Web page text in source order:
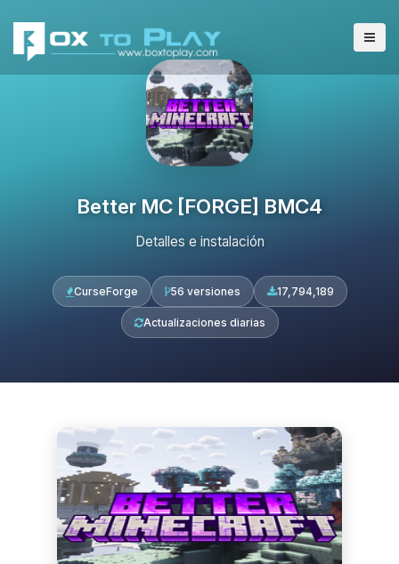
Better MC [FORGE] BMC4
Detalles e instalación
CurseForge 56 versiones 17,794,189
Actualizaciones diarias